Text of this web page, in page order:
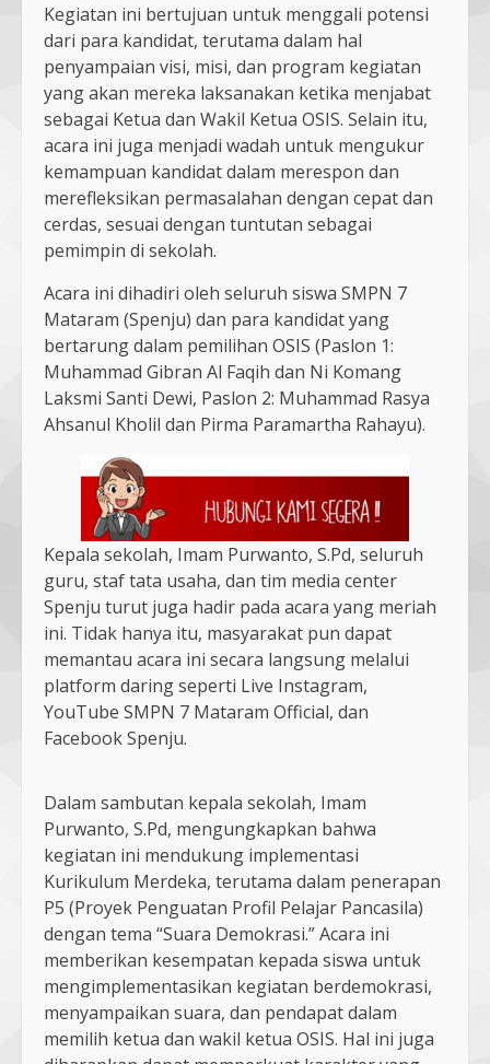
Kegiatan ini bertujuan untuk menggali potensi
dari para kandidat, terutama dalam hal
penyampaian visi, misi, dan program kegiatan
yang akan mereka laksanakan ketika menjabat
sebagai Ketua dan Wakil Ketua OSIS. Selain itu,
acara ini juga menjadi wadah untuk mengukur
kemampuan kandidat dalam merespon dan
merefleksikan permasalahan dengan cepat dan
cerdas, sesuai dengan tuntutan sebagai
pemimpin di sekolah.
Acara ini dihadiri oleh seluruh siswa SMPN 7
Mataram (Spenju) dan para kandidat yang
bertarung dalam pemilihan OSIS (Paslon 1:
Muhammad Gibran Al Faqih dan Ni Komang
Laksmi Santi Dewi, Paslon 2: Muhammad Rasya
Ahsanul Kholil dan Pirma Paramartha Rahayu).
Kepala sekolah, Imam Purwanto, S.Pd, seluruh
guru, staf tata usaha, dan tim media center
Spenju turut juga hadir pada acara yang meriah
ini. Tidak hanya itu, masyarakat pun dapat
memantau acara ini secara langsung melalui
platform daring seperti Live Instagram,
YouTube SMPN 7 Mataram Official, dan
Facebook Spenju.
Dalam sambutan kepala sekolah, Imam
Purwanto, S.Pd, mengungkapkan bahwa
kegiatan ini mendukung implementasi
Kurikulum Merdeka, terutama dalam penerapan
P5 (Proyek Penguatan Profil Pelajar Pancasila)
dengan tema “Suara Demokrasi.” Acara ini
memberikan kesempatan kepada siswa untuk
mengimplementasikan kegiatan berdemokrasi,
menyampaikan suara, dan pendapat dalam
memilih ketua dan wakil ketua OSIS. Hal ini juga